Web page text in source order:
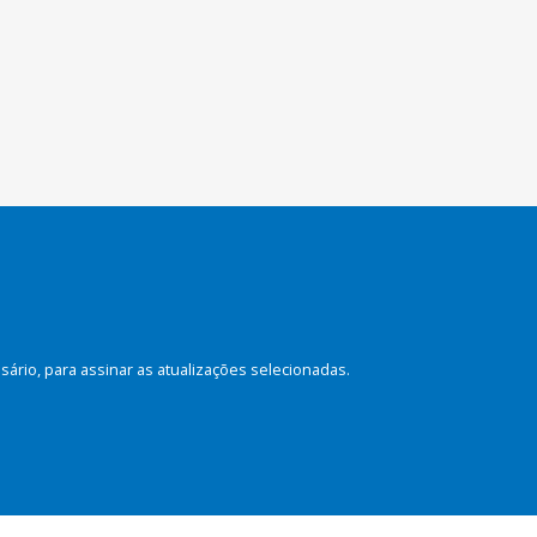
para assinar as atualizações selecionadas.